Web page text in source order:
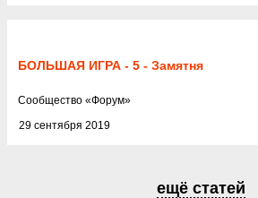
БОЛЬШАЯ ИГРА - 5 - Замятня
29 сентября 2019
Cообщество «Форум»
ещё статей